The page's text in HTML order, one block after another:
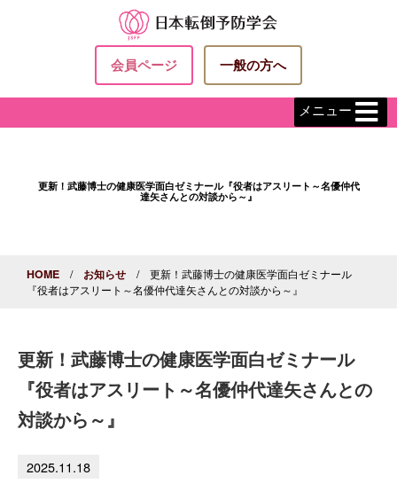
会員ページ 一般の方へ
メニュー
更新！武藤博士の健康医学面白ゼミナール『役者はアスリート～名優仲代
達矢さんとの対談から～』
HOME / お知らせ / 更新！武藤博士の健康医学面白ゼミナール
『役者はアスリート～名優仲代達矢さんとの対談から～』
更新！武藤博士の健康医学面白ゼミナール
『役者はアスリート～名優仲代達矢さんとの
対談から～』
2025.11.18